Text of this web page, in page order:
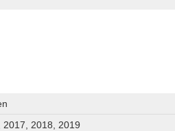
2017, 2018, 2019